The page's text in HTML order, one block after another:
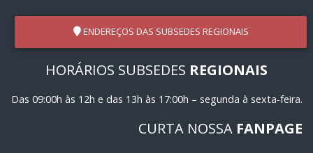
ENDEREÇOS DAS SUBSEDES REGIONAIS
HORÁRIOS SUBSEDES REGIONAIS
Das 09:00h às 12h e das 13h às 17:00h – segunda à sexta-feira.
CURTA NOSSA FANPAGE